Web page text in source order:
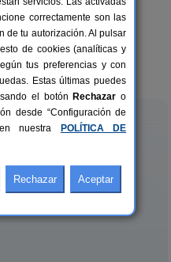
8+1 pers.
desde27 €
Frías
correctamente son las
de tu autorización. Al pulsar
de cookies (analíticas y
tus preferencias y con
Estas últimas puedes
el botón Rechazar o
desde “Configuración de
nuestra
POLÍTICA DE